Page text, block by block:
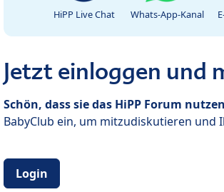
HiPP Live Chat Whats-App-Kanal
Jetzt einloggen und
Schön, dass sie das HiPP Forum
BabyClub ein, um mitzudiskutieren und
Login